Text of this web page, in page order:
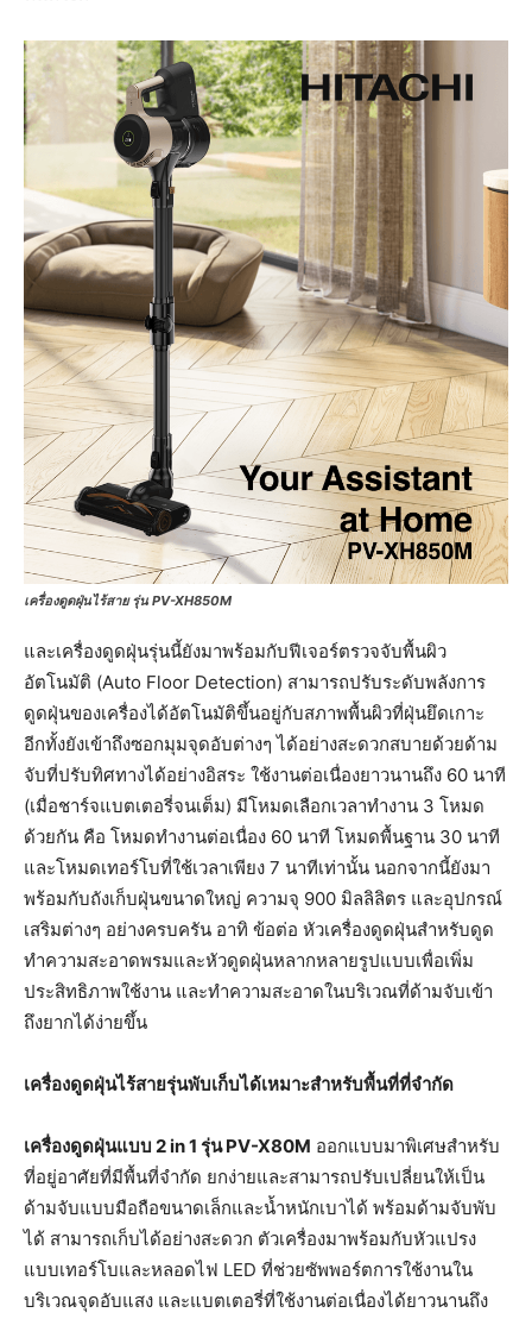
เครื่องดูดฝุ่นไร้สาย รุ่น PV-XH850M
และเครื่องดูดฝุ่นรุ่นนี้ยังมาพร้อมกับฟีเจอร์ตรวจจับพื้นผิว
อัตโนมัติ (Auto Floor Detection) สามารถปรับระดับพลังการ
ดูดฝุ่นของเครื่องได้อัตโนมัติขึ้นอยู่กับสภาพพื้นผิวที่ฝุ่นยึดเกาะ
อีกทั้งยังเข้าถึงซอกมุมจุดอับต่างๆ ได้อย่างสะดวกสบายด้วยด้าม
จับที่ปรับทิศทางได้อย่างอิสระ ใช้งานต่อเนื่องยาวนานถึง 60 นาที
(เมื่อชาร์จแบตเตอรี่จนเต็ม) มีโหมดเลือกเวลาทำงาน 3 โหมด
ด้วยกัน คือ โหมดทำงานต่อเนื่อง 60 นาที โหมดพื้นฐาน 30 นาที
และโหมดเทอร์โบที่ใช้เวลาเพียง 7 นาทีเท่านั้น นอกจากนี้ยังมา
พร้อมกับถังเก็บฝุ่นขนาดใหญ่ ความจุ 900 มิลลิลิตร และอุปกรณ์
เสริมต่างๆ อย่างครบครัน อาทิ ข้อต่อ หัวเครื่องดูดฝุ่นสำหรับดูด
ทำความสะอาดพรมและหัวดูดฝุ่นหลากหลายรูปแบบเพื่อเพิ่ม
ประสิทธิภาพใช้งาน และทำความสะอาดในบริเวณที่ด้ามจับเข้า
ถึงยากได้ง่ายขึ้น
เครื่องดูดฝุ่นไร้สายรุ่นพับเก็บได้เหมาะสำหรับพื้นที่ที่จำกัด
เครื่องดูดฝุ่นแบบ 2 in 1 รุ่น PV-X80M ออกแบบมาพิเศษสำหรับ
ที่อยู่อาศัยที่มีพื้นที่จำกัด ยกง่ายและสามารถปรับเปลี่ยนให้เป็น
ด้ามจับแบบมือถือขนาดเล็กและน้ำหนักเบาได้ พร้อมด้ามจับพับ
ได้ สามารถเก็บได้อย่างสะดวก ตัวเครื่องมาพร้อมกับหัวแปรง
แบบเทอร์โบและหลอดไฟ LED ที่ช่วยซัพพอร์ตการใช้งานใน
บริเวณจุดอับแสง และแบตเตอรี่ที่ใช้งานต่อเนื่องได้ยาวนานถึง